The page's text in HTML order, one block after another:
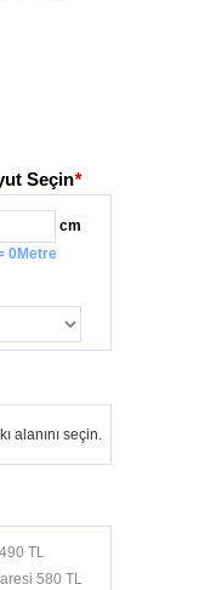
Seçin*
cm
0Metre
TL
580 TL
alanını seçin.